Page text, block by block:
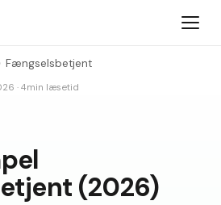
› Fængselsbetjent
· 4min læsetid
(2026)